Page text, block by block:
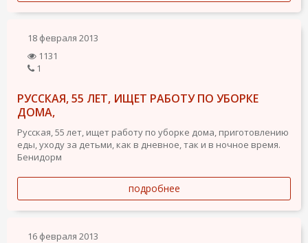
18 февраля 2013
1131
1
РУССКАЯ, 55 ЛЕТ, ИЩЕТ РАБОТУ ПО УБОРКЕ
ДОМА,
Русская, 55 лет, ищет работу по уборке дома, приготовлению
еды, уходу за детьми, как в дневное, так и в ночное время.
Бенидорм
подробнее
16 февраля 2013